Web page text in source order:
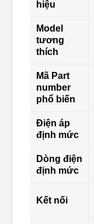
hiệu
Model
tương
thích
Mã Part
number
phổ biến
Điện áp
định mức
Dòng điện
định mức
Kết nối